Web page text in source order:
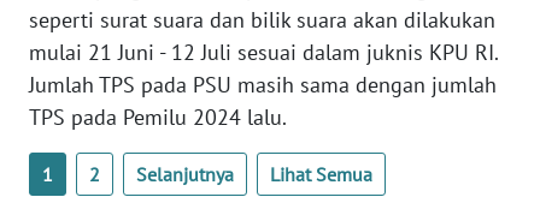
seperti surat suara dan bilik suara akan dilakukan
mulai 21 Juni - 12 Juli sesuai dalam juknis KPU RI.
Jumlah TPS pada PSU masih sama dengan jumlah
TPS pada Pemilu 2024 lalu.
1 2 Selanjutnya Lihat Semua
NTB
WN
SULBAR